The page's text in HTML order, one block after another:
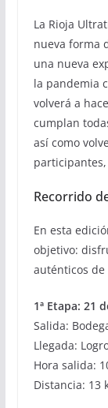
La Rioja
nueva forma
una nueva
la pandemia
volverá a
cumplan
así como
Recorrido
En esta
objetivo:
auténticos de
1ª Etapa: 21
Salida:
Llegada:
Hora salida:
Distancia: 13